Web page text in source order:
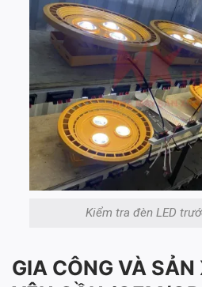
Kiểm tra đèn LED
GIA CÔNG VÀ SẢN